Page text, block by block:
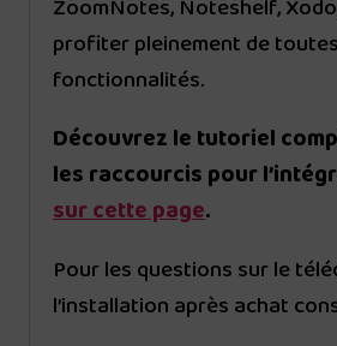
ZoomNotes, Noteshelf,
profiter pleinement de
fonctionnalités.
Découvrez le tutoriel
les raccourcis pour
sur cette page.
Pour les questions sur le
l’installation après achat